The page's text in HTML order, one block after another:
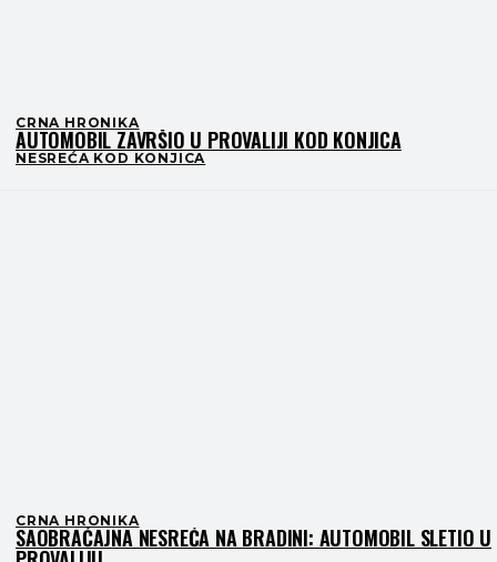
CRNA HRONIKA
AUTOMOBIL ZAVRŠIO U PROVALIJI KOD KONJICA
NESREĆA KOD KONJICA
CRNA HRONIKA
SAOBRAĆAJNA NESREĆA NA BRADINI: AUTOMOBIL SLETIO U